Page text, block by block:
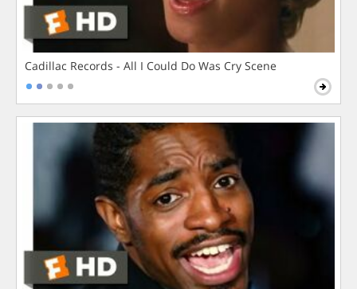
Cadillac Records - All I Could Do Was Cry Scene